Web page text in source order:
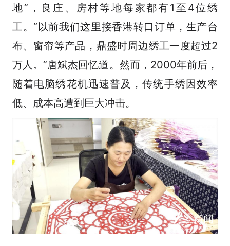
地”，良庄、房村等地每家都有1至4位绣
工。“以前我们这里接香港转口订单，生产台
布、窗帘等产品，鼎盛时周边绣工一度超过2
万人。”唐斌杰回忆道。然而，2000年前后，
随着电脑绣花机迅速普及，传统手绣因效率
低、成本高遭到巨大冲击。